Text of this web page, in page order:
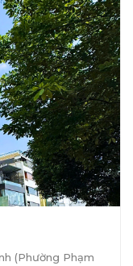
(Phường Phạm